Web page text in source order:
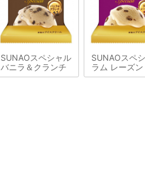
SUNAOスペシャル
バニラ＆クランチ
SUNAOスペ
ラム レーズン